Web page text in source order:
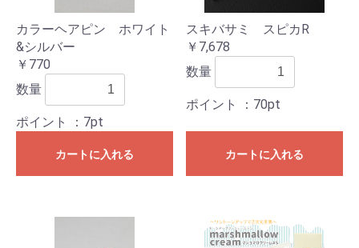
カラーヘアピン ホワイト
&シルバー
￥770
数量
ポイント ：7pt
カートに入れる
スキバサミ スピカR
￥7,678
数量
ポイント ：70pt
カートに入れる